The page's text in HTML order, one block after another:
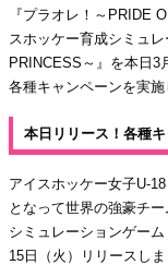
『プラオレ！～PRIDE
スホッケー育成シミュ
PRINCESS～』を本日3
各種キャンペーンを実施
本日リリース！各種
アイスホッケー女子U-
となって世界の強豪チ
シミュレーションゲー
15日（火）リリースしま